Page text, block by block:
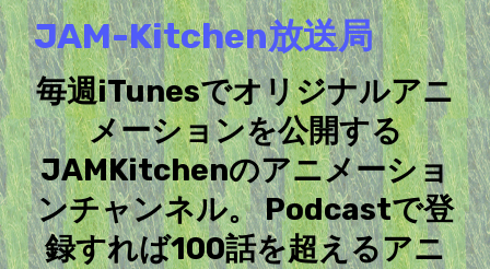
JAM-Kitchen放送局
毎週iTunesでオリジナルアニ
メーションを公開する
JAMKitchenのアニメーショ
ンチャンネル。 Podcastで登
録すれば100話を超えるアニ